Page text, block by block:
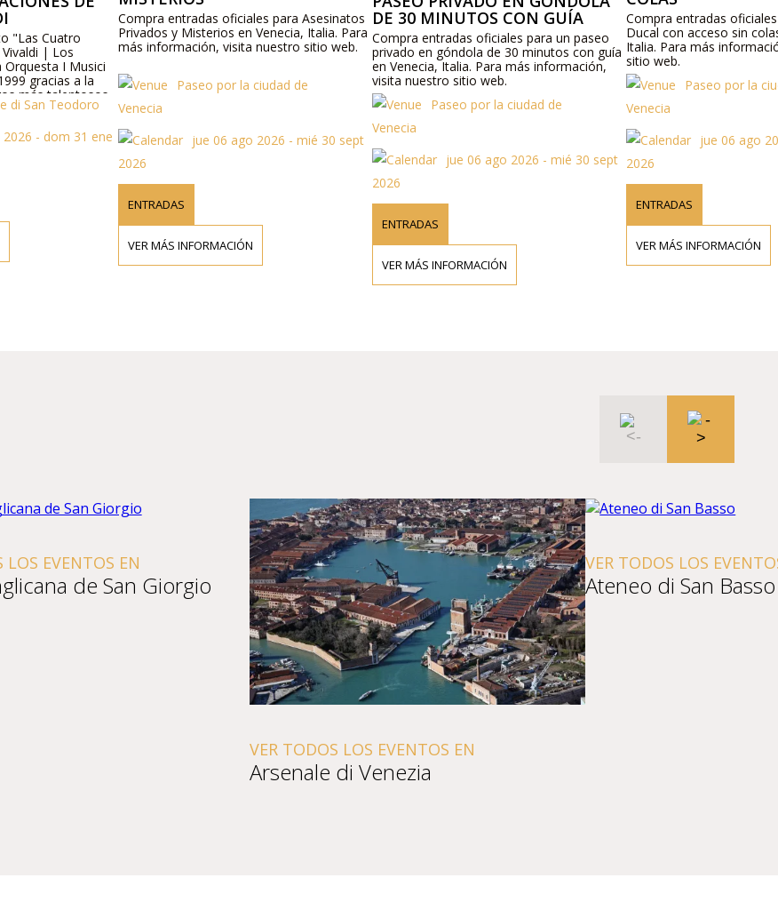
Cuatro
| Los
I Musici
a la
talentosos
veneciana
sopranos,
obras
más
Teodoro
- dom 31 ene
Compra entradas oficiales para Asesinatos
Privados y Misterios en Venecia, Italia. Para
más información, visita nuestro sitio web.
Paseo por la ciudad de
Venecia
jue 06 ago 2026 - mié 30 sept
ENTRADAS
VER MÁS INFORMACIÓN
DE 30 MINUTOS CON GUÍA
Compra entradas oficiales para un paseo
privado en góndola de 30 minutos con guía
en Venecia, Italia. Para más información,
visita nuestro sitio web.
Paseo por la ciudad de
Venecia
jue 06 ago 2026 - mié 30 sept
ENTRADAS
VER MÁS INFORMACIÓN
Compra entradas oficiales
Ducal con acceso sin colas en
Italia. Para más información,
sitio web.
Paseo por la ciudad
Venecia
jue 06 ago 2026 -
2026
ENTRADAS
VER MÁS INFORMACIÓN
EVENTOS EN
de San Giorgio
VER TODOS LOS EVENTOS EN
Arsenale di Venezia
VER TODOS LOS EVENTOS
Ateneo di San Basso